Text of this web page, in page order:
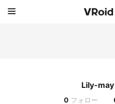
Lily-
0 フォロー